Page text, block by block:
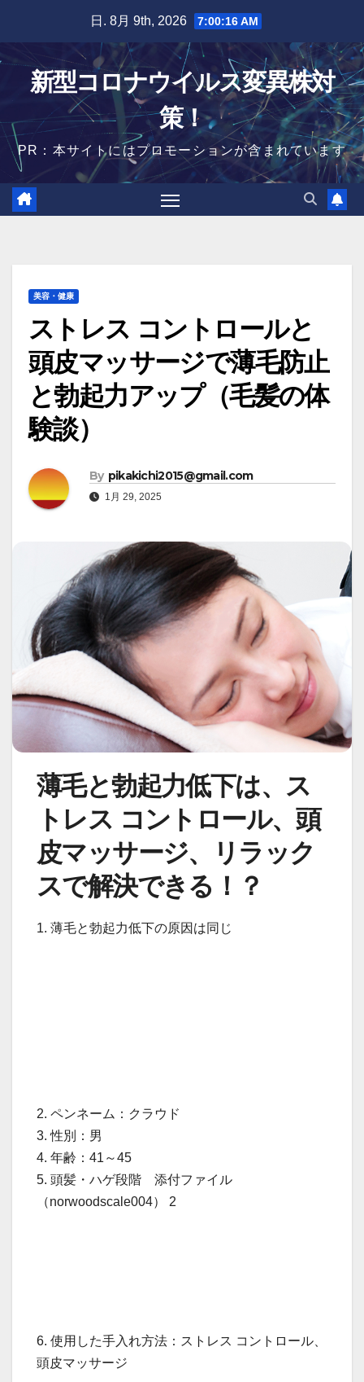
content
日. 8月 9th, 2026 7:00:17 AM
新型コロナウイルス変異株対
策！
PR：本サイトにはプロモーションが含まれています
美容・健康
ストレス コントロールと
頭皮マッサージで薄毛防止
と勃起力アップ（毛髪の体
験談）
By pikakichi2015@gmail.com
1月 29, 2025
薄毛と勃起力低下は、ス
トレス コントロール、頭
皮マッサージ、リラック
スで解決できる！？
1. 薄毛と勃起力低下の原因は同じ
2. ペンネーム：クラウド
3. 性別：男
4. 年齢：41～45
5. 頭髪・ハゲ段階 添付ファイル
（norwoodscale004） 2
6. 使用した手入れ方法：ストレス コントロール、
頭皮マッサージ